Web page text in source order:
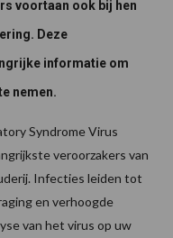
voortaan ook bij hen
Deze
informatie om
nemen.
Syndrome Virus
veroorzakers van
Infecties leiden tot
en verhoogde
van het virus op uw